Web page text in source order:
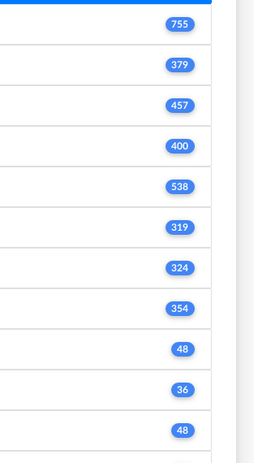
755
379
457
400
538
319
324
354
48
36
48